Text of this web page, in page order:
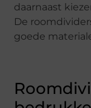
daarnaast
De
goede